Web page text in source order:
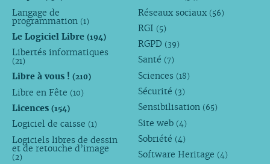
Langage de
programmation (1)
Le Logiciel Libre (194)
Libertés informatiques
(21)
Libre à vous ! (210)
Libre en Fête (10)
Licences (154)
Logiciel de caisse (1)
Logiciels libres de dessin
et de retouche d’image
(2)
Réseaux sociaux (56)
RGI (5)
RGPD (39)
Santé (7)
Sciences (18)
Sécurité (3)
Sensibilisation (65)
Site web (4)
Sobriété (4)
Software Heritage (4)